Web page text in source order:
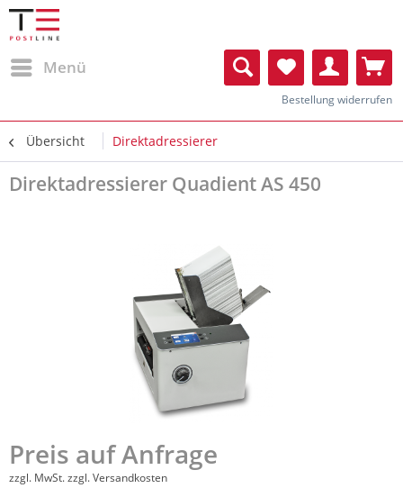
Menü
Bestellung widerrufen
Übersicht Direktadressierer
Direktadressierer Quadient AS 450
Preis auf Anfrage
zzgl. MwSt.zzgl. Versandkosten